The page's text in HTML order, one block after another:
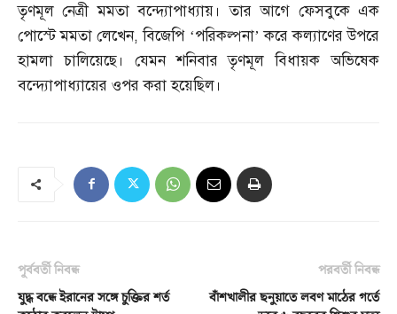
তৃণমূল নেত্রী মমতা বন্দ্যোপাধ্যায়। তার আগে ফেসবুকে এক
পোস্টে মমতা লেখেন,বিজেপি ‘পরিকল্পনা’ করে কল্যাণের উপরে
হামলা চালিয়েছে। যেমন শনিবার তৃণমূল বিধায়ক অভিষেক
বন্দ্যোপাধ্যায়ের ওপর করা হয়েছিল।
পূর্ববর্তী নিবন্ধ
যুদ্ধ বন্ধে ইরানের সঙ্গে চুক্তির শর্ত
পরবর্তী নিবন্ধ
বাঁশখালীর ছনুয়াতে লবণ মাঠের গর্তে